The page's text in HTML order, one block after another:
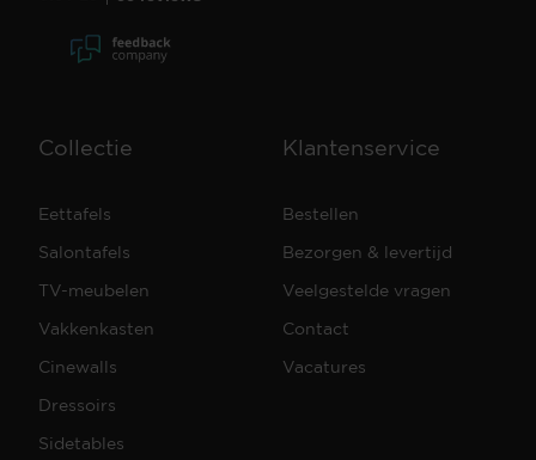
Collectie
Eettafels
Salontafels
TV-meubelen
Vakkenkasten
Cinewalls
Dressoirs
Sidetables
Klantenservice
Bestellen
Bezorgen & levertijd
Veelgestelde vragen
Contact
Vacatures